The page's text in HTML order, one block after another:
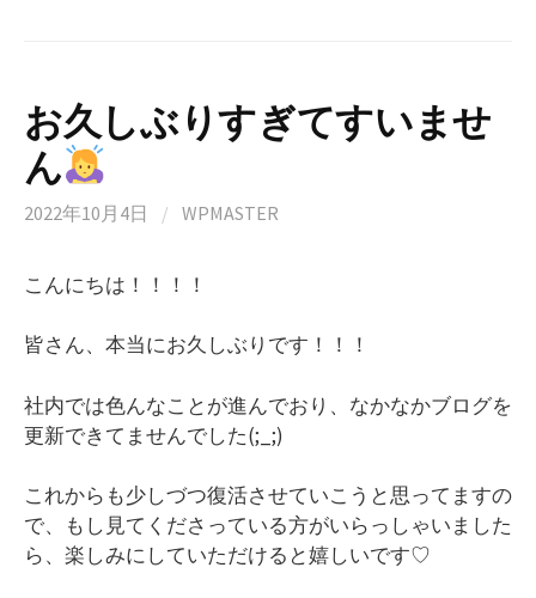
お久しぶりすぎてすいませ
ん
2022年10月4日 / WPMASTER
こんにちは！！！！
皆さん、本当にお久しぶりです！！！
社内では色んなことが進んでおり、なかなかブログを
更新できてませんでした(;_;)
これからも少しづつ復活させていこうと思ってますの
で、もし見てくださっている方がいらっしゃいました
ら、楽しみにしていただけると嬉しいです♡